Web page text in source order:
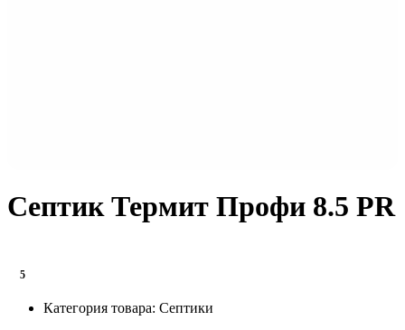
Септик Термит Профи 8.5 PR
5
Категория товара: Септики